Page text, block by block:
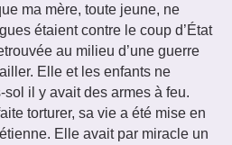
ma mère, toute jeune, ne
étaient contre le coup d’État
au milieu d’une guerre
Elle et les enfants ne
sol il y avait des armes à feu.
torturer, sa vie a été mise en
Elle avait par miracle un